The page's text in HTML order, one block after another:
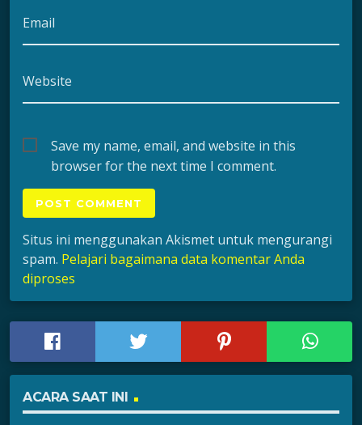
Email
Website
Save my name, email, and website in this
browser for the next time I comment.
Situs ini menggunakan Akismet untuk mengurangi
spam. Pelajari bagaimana data komentar Anda
diproses
ACARA SAAT INI